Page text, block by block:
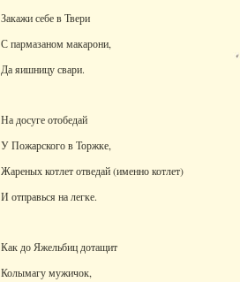
Закажи себе в Твери
С пармазаном макарони,
Да яишницу свари.
На досуге отобедай
У Пожарского в Торжке,
Жареных котлет отведай (именно котлет)
И отправься на легке.
Как до Яжельбиц дотащит
Колымагу мужичок,